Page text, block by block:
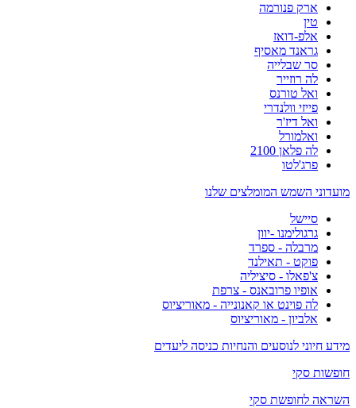
ארק פנורמה
טין
אלפ-דואז
גראנד מאסיף
סר שבלייה
לה רוזייר
ואל טורנס
פייזי וולנדרי
ואל דיז'ר
ואלמורל
לה פלאן 2100
פרג'לטו
מועדוני השמש המומלצים שלנו
סיישל
גרגולימנו -יוון
מרבלה - ספרד
פוקט - תאילנד
צ'פאלו - סיציליה
אופיו פרובאנס - צרפת
לה פוינט או קאנונייה - מאוריציוס
אלביון - מאוריציוס
מידע חיוני לנוסעים והנחיות כניסה ליעדים
חופשות סקי
השראה לחופשת סקי